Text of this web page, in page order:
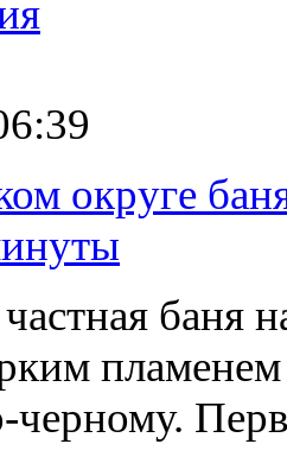
округе
баня
черному.